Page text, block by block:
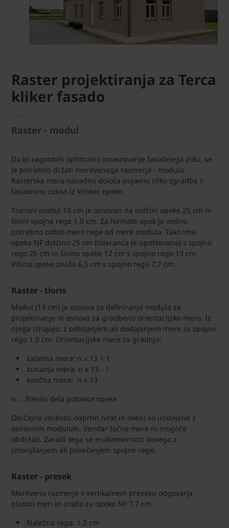
Raster projektiranja za Terca
kliker fasado
Raster - modul
Da bi zagotovili optimalno povezovanje fasadnega zidu, se
je potrebno držati meritvenega razmerja - modula.
Rasterska mera navadno določa pojavno sliko zgradbe s
fasadnimi zidovi iz klinker opeke.
Tlorisni modul 13 cm je osnovan na dolžini opeke 25 cm in
širini spojne rege 1,0 cm. Za formate opek je vedno
potrebno odbiti mero rege od mere modula. Tako ima
opeka NF dolžino 25 cm (toleranca je upoštevana) s spojno
rego 26 cm in širino opeke 12 cm s spojno rego 13 cm.
Višina opeke znaša 6,5 cm s spojno rego 7,7 cm.
Raster - tloris
Modul (13 cm) je osnova za definiranje modula za
projektiranje in osnova za gradbeno orientacijsko mero. Iz
njega izhajajo, z odbijanjem ali dodajanjem mere za spojno
rego 1,0 cm. Orientacijske mere za gradnjo:
začetna mera: n x 13 + 1
zunanja mera: n x 13 - 1
končna mera: n x 13
n ….število dela polovice opeke
Običajne velikosti odprtin (vrat in oken) so usklajene z
osnovnim modulom. Vendar točne mere ni mogoče
obdržati. Zaradi tega se enakomernost dosega z
zmanjšanjem ali povečanjem spojne rege.
Raster - presek
Meritveno razmerje v vertikalnem preseku odgovarja
plastni meri in znaša za opeko NF 7,7 cm.
Naležna rega: 1,2 cm